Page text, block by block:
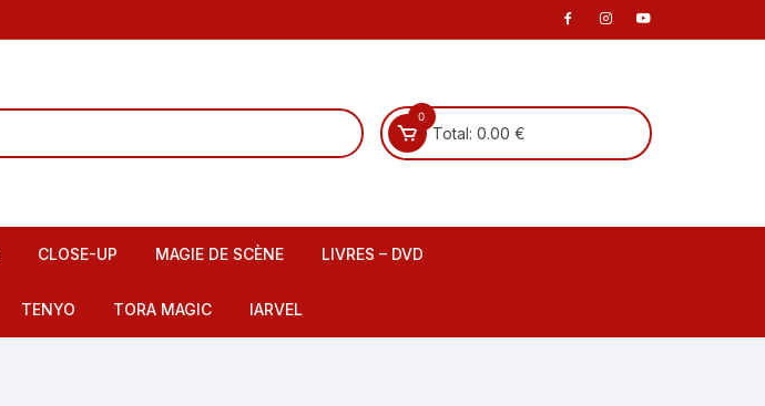
0
Total: 0.00 €
CLOSE-UP
Tours de carte
MAGIE DE SCÈNE
Carte pour la scene
LIVRES – DVD
TENYO TORA MAGIC IARVEL